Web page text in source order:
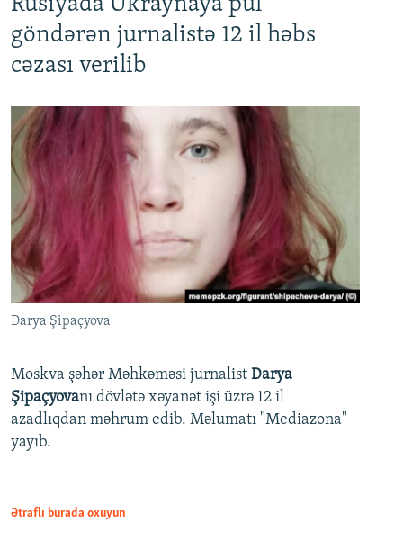
Rusiyada Ukraynaya pul
göndərən jurnalistə 12 il həbs
cəzası verilib
Darya Şipaçyova
Moskva şəhər Məhkəməsi jurnalist Darya
Şipaçyovanı dövlətə xəyanət işi üzrə 12 il
azadlıqdan məhrum edib. Məlumatı "Mediazona"
yayıb.
Ətraflı burada oxuyun